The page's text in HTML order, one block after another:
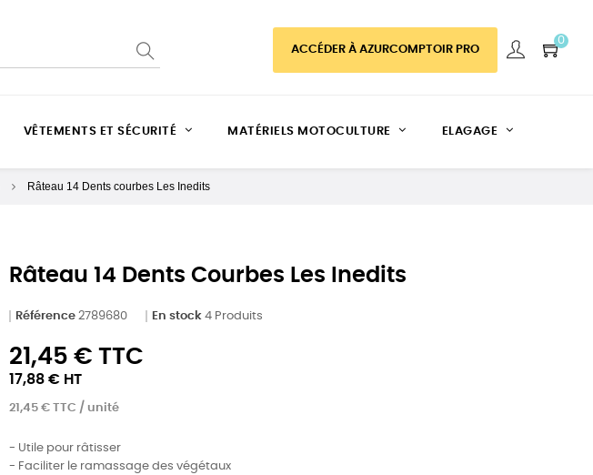
ACCÉDER À AZURCOMPTOIR PRO
0
VÊTEMENTS ET SÉCURITÉ MATÉRIELS MOTOCULTURE ELAGAGE
Râteau 14 Dents courbes Les Inedits
Râteau 14 Dents Courbes Les Inedits
Référence 2789680 En stock 4 Produits
21,45 € TTC
17,88 € HT
21,45 € TTC / unité
- Utile pour râtisser
- Faciliter le ramassage des végétaux